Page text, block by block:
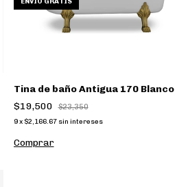
Tina de baño Antigua 170 Blanco
$19,500
$23,350
9 x $2,166.67 sin intereses
Comprar